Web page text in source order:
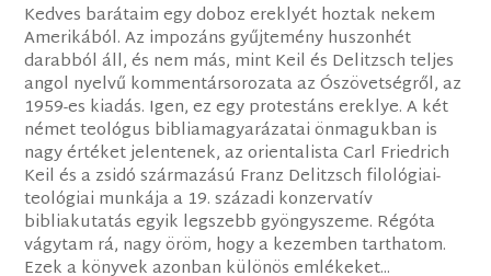
Kedves barátaim egy doboz ereklyét hoztak nekem
Amerikából. Az impozáns gyűjtemény huszonhét
darabból áll, és nem más, mint Keil és Delitzsch teljes
angol nyelvű kommentársorozata az Ószövetségről, az
1959-es kiadás. Igen, ez egy protestáns ereklye. A két
német teológus bibliamagyarázatai önmagukban is
nagy értéket jelentenek, az orientalista Carl Friedrich
Keil és a zsidó származású Franz Delitzsch filológiai-
teológiai munkája a 19. századi konzervatív
bibliakutatás egyik legszebb gyöngyszeme. Régóta
vágytam rá, nagy öröm, hogy a kezemben tarthatom.
Ezek a könyvek azonban különös emlékeket...